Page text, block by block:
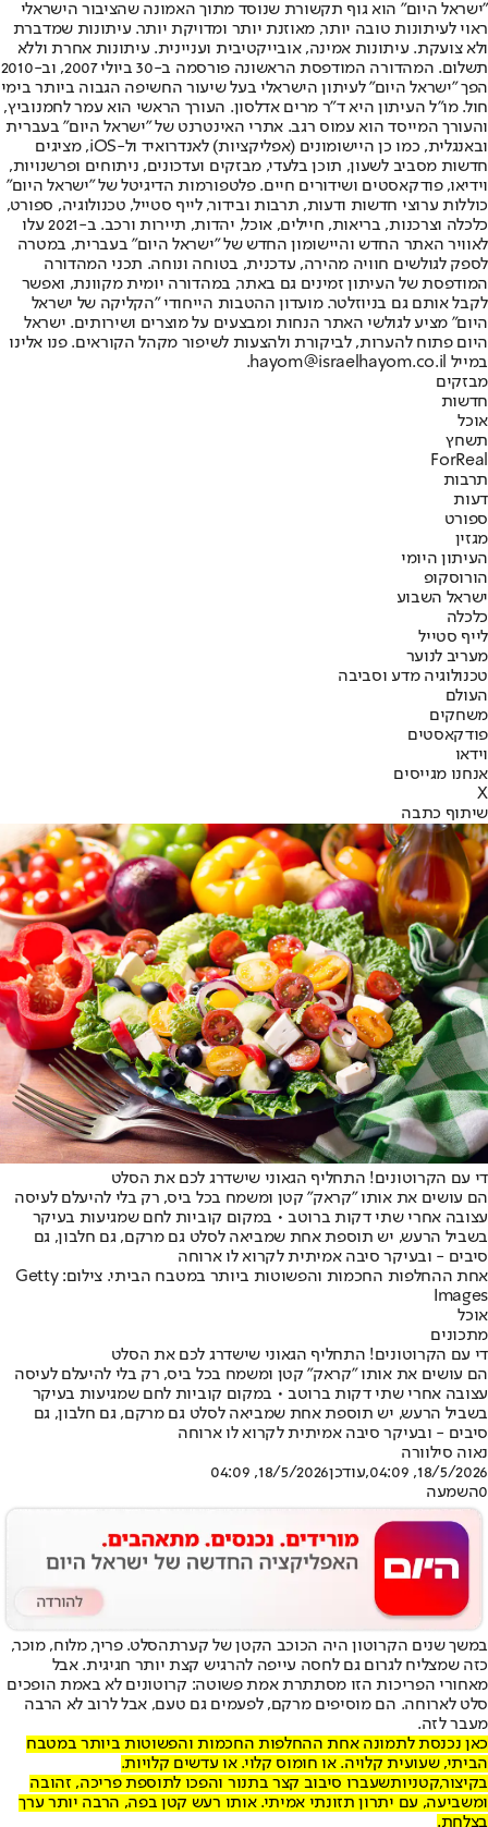
"ישראל היום" הוא גוף תקשורת שנוסד מתוך האמונה שהציבור הישראלי
ראוי לעיתונות טובה יותר, מאוזנת יותר ומדויקת יותר. עיתונות שמדברת
ולא צועקת. עיתונות אמינה, אובייקטיבית ועניינית. עיתונות אחרת וללא
תשלום. המהדורה המודפסת הראשונה פורסמה ב-30 ביולי 2007, וב-2010
הפך "ישראל היום" לעיתון הישראלי בעל שיעור החשיפה הגבוה ביותר בימי
חול. מו"ל העיתון היא ד"ר מרים אדלסון. העורך הראשי הוא עמר לחמנוביץ,
והעורך המייסד הוא עמוס רגב. אתרי האינטרנט של "ישראל היום" בעברית
ובאנגלית, כמו כן היישומונים (אפליקציות) לאנדרואיד ול-iOS, מציגים
חדשות מסביב לשעון, תוכן בלעדי, מבזקים ועדכונים, ניתוחים ופרשנויות,
וידיאו, פודקאסטים ושידורים חיים. פלטפורמות הדיגיטל של "ישראל היום"
כוללות ערוצי חדשות ודעות, תרבות ובידור, לייף סטייל, טכנולוגיה, ספורט,
כלכלה וצרכנות, בריאות, חיילים, אוכל, יהדות, תיירות ורכב. ב-2021 עלו
לאוויר האתר החדש והיישומון החדש של "ישראל היום" בעברית, במטרה
לספק לגולשים חוויה מהירה, עדכנית, בטוחה ונוחה. תכני המהדורה
המודפסת של העיתון זמינים גם באתר, במהדורה יומית מקוונת, ואפשר
לקבל אותם גם בניוזלטר. מועדון ההטבות הייחודי "הקליקה של ישראל
היום" מציע לגולשי האתר הנחות ומבצעים על מוצרים ושירותים. ישראל
היום פתוח להערות, לביקורת ולהצעות לשיפור מקהל הקוראים. פנו אלינו
במייל hayom@israelhayom.co.il.
מבזקים
חדשות
אוכל
תשחץ
ForReal
תרבות
דעות
ספורט
מגזין
העיתון היומי
הורוסקופ
ישראל השבוע
כלכלה
לייף סטייל
מעריב לנוער
טכנולוגיה מדע וסביבה
העולם
משחקים
פודקאסטים
וידאו
אנחנו מגייסים
X
שיתוף כתבה
די עם הקרוטונים! התחליף הגאוני שישדרג לכם את הסלט
הם עושים את אותו "קראק" קטן ומשמח בכל ביס, רק בלי להיעלם לעיסה
עצובה אחרי שתי דקות ברוטב • במקום קוביות לחם שמגיעות בעיקר
בשביל הרעש, יש תוספת אחת שמביאה לסלט גם מרקם, גם חלבון, גם
סיבים - ובעיקר סיבה אמיתית לקרוא לו ארוחה
אחת ההחלפות החכמות והפשוטות ביותר במטבח הביתי. צילום: Getty
Images
אוכל
מתכונים
די עם הקרוטונים! התחליף הגאוני שישדרג לכם את הסלט
הם עושים את אותו "קראק" קטן ומשמח בכל ביס, רק בלי להיעלם לעיסה
עצובה אחרי שתי דקות ברוטב • במקום קוביות לחם שמגיעות בעיקר
בשביל הרעש, יש תוספת אחת שמביאה לסלט גם מרקם, גם חלבון, גם
סיבים - ובעיקר סיבה אמיתית לקרוא לו ארוחה
נאוה סילוורה
18/5/2026, 04:09
,עודכן18/5/2026, 04:09
0השמעה
במשך שנים הקרוטון היה הכוכב הקטן של קערתהסלט. פריך, מלוח, מוכר,
כזה שמצליח לגרום גם לחסה עייפה להרגיש קצת יותר חגיגית. אבל
מאחורי הפריכות הזו מסתתרת אמת פשוטה: קרוטונים לא באמת הופכים
סלט לארוחה. הם מוסיפים מרקם, לפעמים גם טעם, אבל לרוב לא הרבה
מעבר לזה.
כאן נכנסת לתמונה אחת ההחלפות החכמות והפשוטות ביותר במטבח
הביתי, שעועית קלויה. או חומוס קלוי. או עדשים קלויות.
בקיצור,קטניותשעברו סיבוב קצר בתנור והפכו לתוספת פריכה, זהובה
ומשביעה, עם יתרון תזונתי אמיתי. אותו רעש קטן בפה, הרבה יותר ערך
בצלחת.